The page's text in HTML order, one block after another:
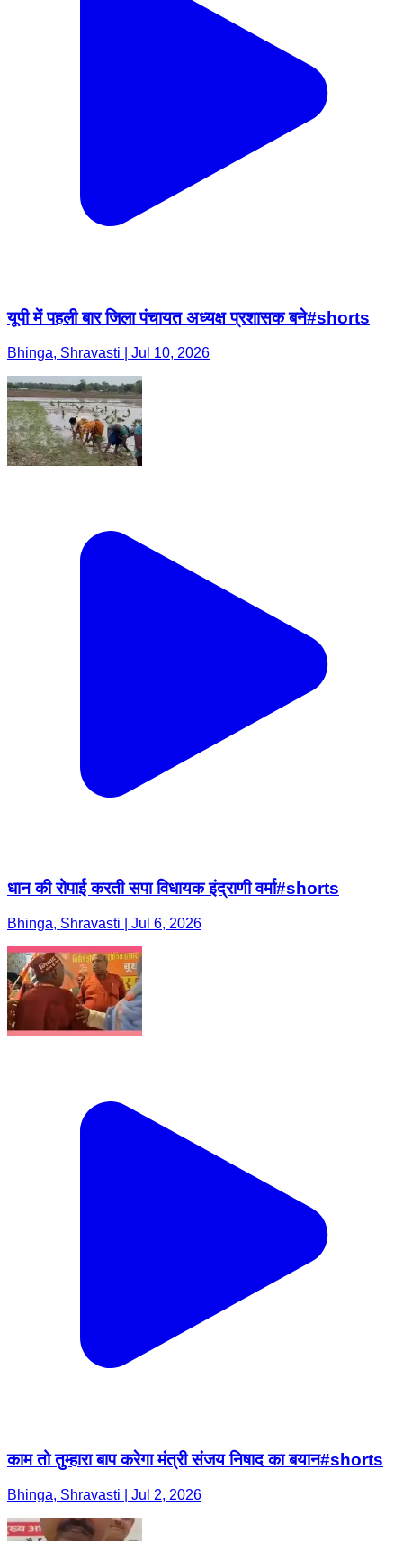
यूपी में पहली बार जिला पंचायत अध्यक्ष प्रशासक बने#shorts
Bhinga, Shravasti | Jul 10, 2026
धान की रोपाई करती सपा विधायक इंद्राणी वर्मा#shorts
Bhinga, Shravasti | Jul 6, 2026
काम तो तुम्हारा बाप करेगा मंत्री संजय निषाद का बयान#shorts
Bhinga, Shravasti | Jul 2, 2026